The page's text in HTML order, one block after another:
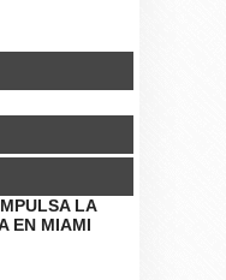
LA
EN MIAMI